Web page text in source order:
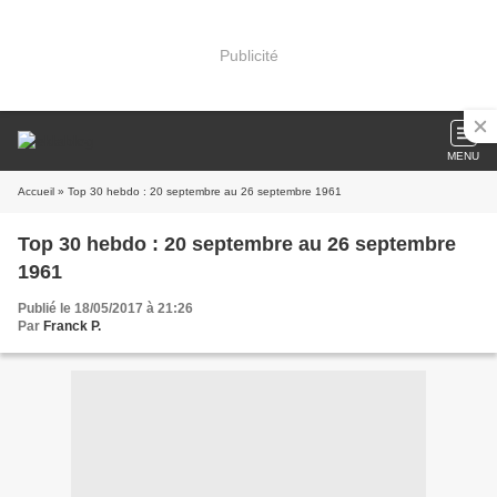
Publicité
MENU
Accueil » Top 30 hebdo : 20 septembre au 26 septembre 1961
Top 30 hebdo : 20 septembre au 26 septembre
1961
Publié le 18/05/2017 à 21:26
Par Franck P.